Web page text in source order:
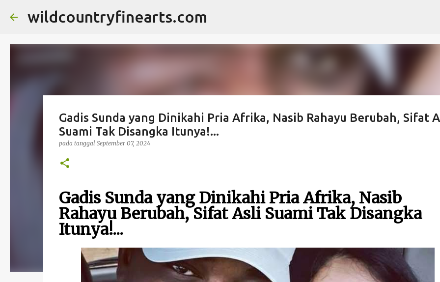
wildcountryfinearts.com
Gadis Sunda yang Dinikahi Pria Afrika, Nasib Rahayu Berubah, Sifat
Suami Tak Disangka Itunya!...
pada tanggal September 07, 2024
Gadis Sunda yang Dinikahi Pria Afrika, Nasib
Rahayu Berubah, Sifat Asli Suami Tak Disangka
Itunya!...